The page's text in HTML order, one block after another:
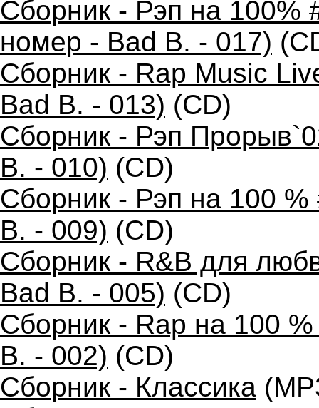
Сборник - Рэп на 100%
номер - Bad B. - 017)
Сборник - Rap Music
Bad B. - 013) (CD)
Сборник - Рэп
B. - 010) (CD)
Сборник - Рэп на 100
B. - 009) (CD)
Сборник - R&B для
Bad B. - 005) (CD)
Сборник - Rap на 100
B. - 002) (CD)
Сборник - Классика